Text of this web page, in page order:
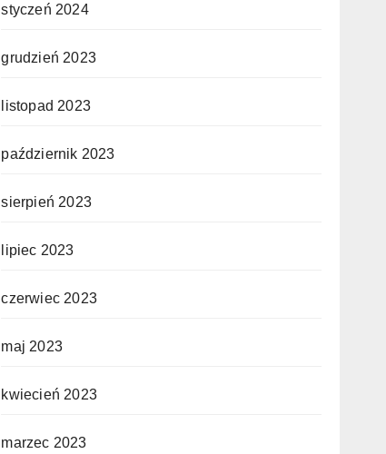
styczeń 2024
grudzień 2023
listopad 2023
październik 2023
sierpień 2023
lipiec 2023
czerwiec 2023
maj 2023
kwiecień 2023
marzec 2023